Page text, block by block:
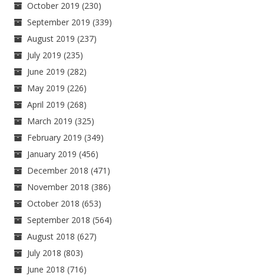
October 2019 (230)
September 2019 (339)
August 2019 (237)
July 2019 (235)
June 2019 (282)
May 2019 (226)
April 2019 (268)
March 2019 (325)
February 2019 (349)
January 2019 (456)
December 2018 (471)
November 2018 (386)
October 2018 (653)
September 2018 (564)
August 2018 (627)
July 2018 (803)
June 2018 (716)